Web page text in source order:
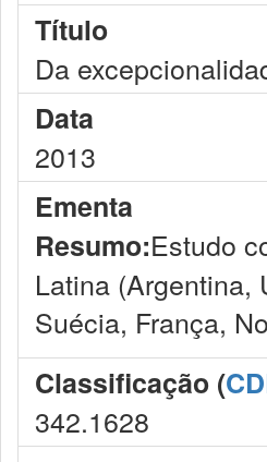
Título
Da
Data
2013
Ementa
Resumo:Estudo
Latina (Argentina,
Suécia, França,
Classificação (
342.1628